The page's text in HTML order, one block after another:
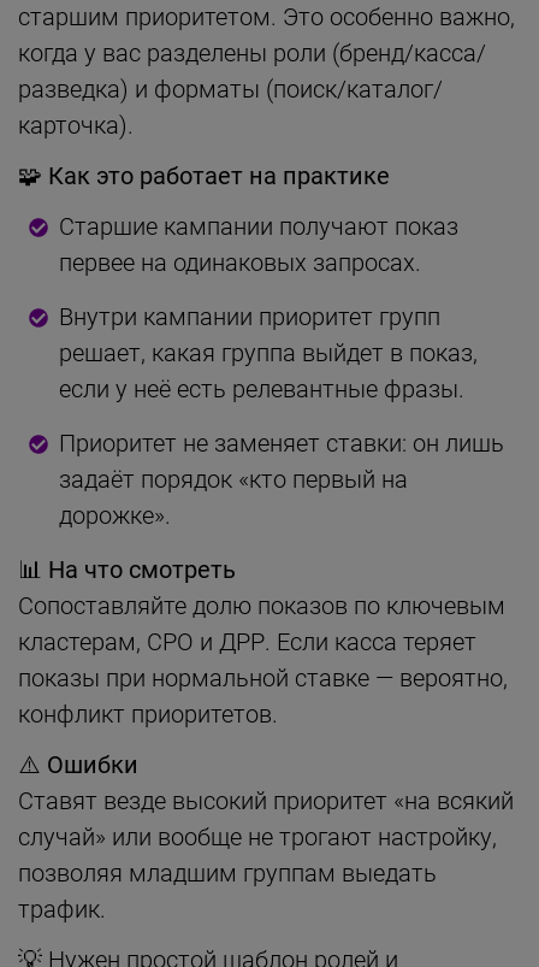
старшим приоритетом. Это особенно важно,
когда у вас разделены роли (бренд/касса/
разведка) и форматы (поиск/каталог/
карточка).
🧩 Как это работает на практике
Старшие кампании получают показ
первее на одинаковых запросах.
Внутри кампании приоритет групп
решает, какая группа выйдет в показ,
если у неё есть релевантные фразы.
Приоритет не заменяет ставки: он лишь
задаёт порядок «кто первый на
дорожке».
📊 На что смотреть
Сопоставляйте долю показов по ключевым
кластерам, CPO и ДРР. Если касса теряет
показы при нормальной ставке — вероятно,
конфликт приоритетов.
⚠️ Ошибки
Ставят везде высокий приоритет «на всякий
случай» или вообще не трогают настройку,
позволяя младшим группам выедать
трафик.
💡 Нужен простой шаблон ролей и